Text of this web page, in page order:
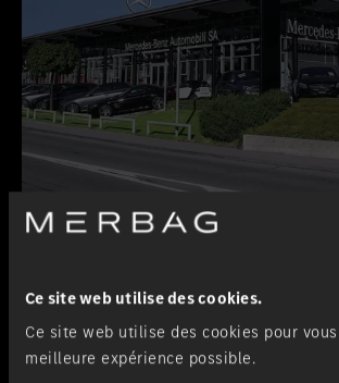
Ce site web utilise des cookies.
Ce site web utilise des cookies pour
meilleure expérience possible.
Lugano-Pazzallo